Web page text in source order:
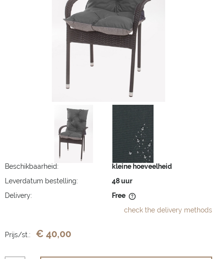
Beschikbaarheid:
kleine hoeveelheid
Leverdatum bestelling:
48 uur
Delivery:
Free
check the delivery methods
Prijs/st.: € 40,00